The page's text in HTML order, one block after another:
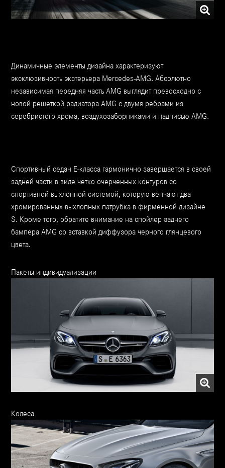
Динамичные элементы дизайна характеризуют
эксклюзивность экстерьера Mercedes-AMG. Абсолютно
независимая передняя часть AMG выглядит превосходно с
новой решеткой радиатора AMG с двумя ребрами из
серебристого хрома, воздухозаборниками и надписью AMG.
Спортивный седан Е-класса гармонично завершается в своей
задней части в виде четко очерченных контуров со
спортивной выхлопной системой, которую венчают два
хромированных выхлопных патрубка в фирменной дизайне
S. Кроме того, обратите внимание на спойлер заднего
бампера AMG со вставкой диффузора черного глянцевого
цвета.
Пакеты индивидуализации
Колеса